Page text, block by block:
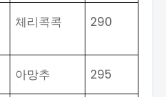
체리콕콕 290
아망추 295